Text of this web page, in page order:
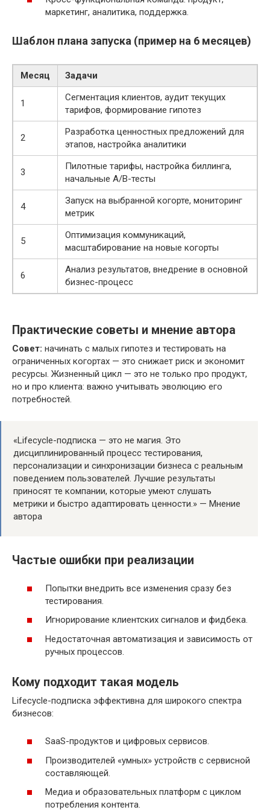
маркетинг, аналитика, поддержка.
Шаблон плана запуска (пример на 6 месяцев)
Месяц Задачи
1
Сегментация клиентов, аудит текущих
тарифов, формирование гипотез
2
Разработка ценностных предложений для
этапов, настройка аналитики
3
Пилотные тарифы, настройка биллинга,
начальные A/B-тесты
4
Запуск на выбранной когорте, мониторинг
метрик
5
Оптимизация коммуникаций,
масштабирование на новые когорты
6
Анализ результатов, внедрение в основной
бизнес-процесс
Практические советы и мнение автора
Совет: начинать с малых гипотез и тестировать на
ограниченных когортах — это снижает риск и экономит
ресурсы. Жизненный цикл — это не только про продукт,
но и про клиента: важно учитывать эволюцию его
потребностей.
«Lifecycle-подписка — это не магия. Это
дисциплинированный процесс тестирования,
персонализации и синхронизации бизнеса с реальным
поведением пользователей. Лучшие результаты
приносят те компании, которые умеют слушать
метрики и быстро адаптировать ценности.» — Мнение
автора
Частые ошибки при реализации
Попытки внедрить все изменения сразу без
тестирования.
Игнорирование клиентских сигналов и фидбека.
Недостаточная автоматизация и зависимость от
ручных процессов.
Кому подходит такая модель
Lifecycle-подписка эффективна для широкого спектра
бизнесов:
SaaS-продуктов и цифровых сервисов.
Производителей «умных» устройств с сервисной
составляющей.
Медиа и образовательных платформ с циклом
потребления контента.